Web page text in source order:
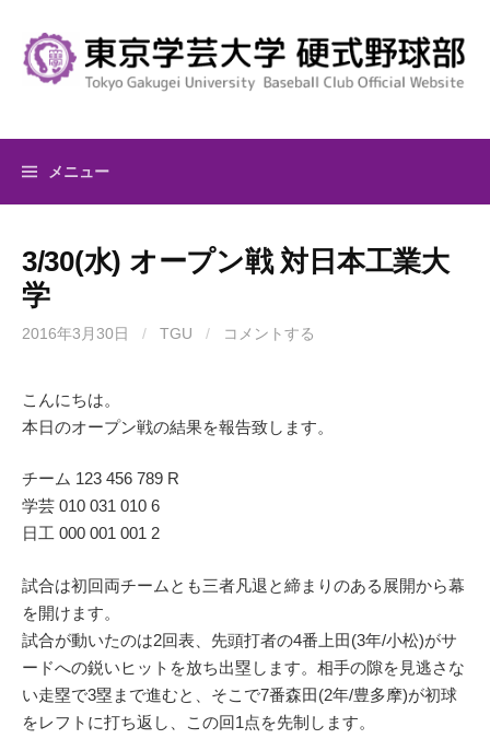
キ
メニュー
3/30(水) オープン戦 対日本工業大
学
2016年3月30日 / TGU / コメントする
こんにちは。
本日のオープン戦の結果を報告致します。
チーム 123 456 789 R
学芸 010 031 010 6
日工 000 001 001 2
試合は初回両チームとも三者凡退と締まりのある展開から幕
を開けます。
試合が動いたのは2回表、先頭打者の4番上田(3年/小松)がサ
ードへの鋭いヒットを放ち出塁します。相手の隙を見逃さな
い走塁で3塁まで進むと、そこで7番森田(2年/豊多摩)が初球
をレフトに打ち返し、この回1点を先制します。